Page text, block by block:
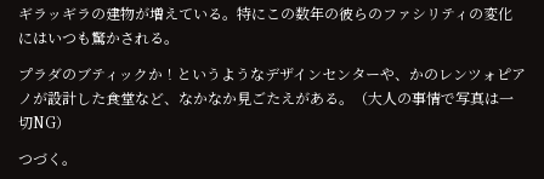
ギラッギラの建物が増えている。特にこの数年の彼らのファシリティの変化
にはいつも驚かされる。
プラダのブティックか！というようなデザインセンターや、かのレンツォピア
ノが設計した食堂など、なかなか見ごたえがある。（大人の事情で写真は一
切NG）
つづく。